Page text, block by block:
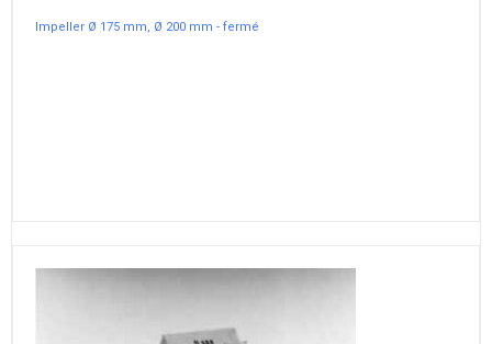
Impeller Ø 175 mm, Ø 200 mm - fermé